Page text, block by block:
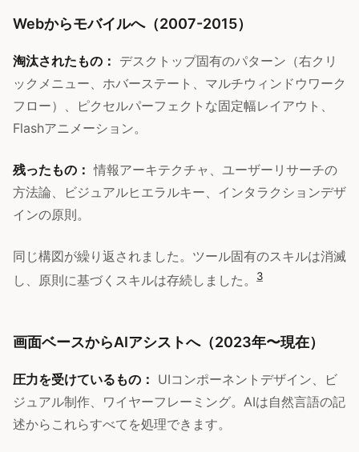
Webからモバイルへ（2007-2015）
淘汰されたもの： デスクトップ固有のパターン（右クリ
ックメニュー、ホバーステート、マルチウィンドウワーク
フロー）、ピクセルパーフェクトな固定幅レイアウト、
Flashアニメーション。
残ったもの： 情報アーキテクチャ、ユーザーリサーチの
方法論、ビジュアルヒエラルキー、インタラクションデザ
インの原則。
同じ構図が繰り返されました。ツール固有のスキルは消滅
し、原則に基づくスキルは存続しました。
3
画面ベースからAIアシストへ（2023年〜現在）
圧力を受けているもの： UIコンポーネントデザイン、ビ
ジュアル制作、ワイヤーフレーミング。AIは自然言語の記
述からこれらすべてを処理できます。